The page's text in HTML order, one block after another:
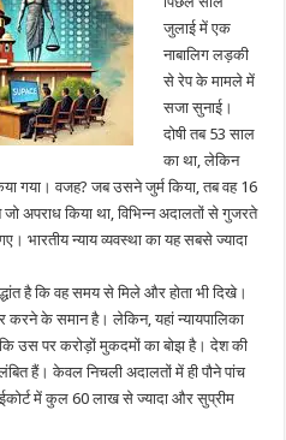
जुलाई में एक
नाबालिग लड़की
से रेप के मामले में
सजा सुनाई।
दोषी तब 53 साल
का था, लेकिन
गया। वजह? जब उसने जुर्म किया, तब वह 16
अपराध किया था, विभिन्न अदालतों से गुजरते
भारतीय न्याय व्यवस्था का यह सबसे ज्यादा
है कि वह समय से मिले और होता भी दिखे।
करने के समान है। लेकिन, यहां न्यायपालिका
उस पर करोड़ों मुकदमों का बोझ है। देश की
हैं। केवल निचली अदालतों में ही पौने पांच
में कुल 60 लाख से ज्यादा और सुप्रीम